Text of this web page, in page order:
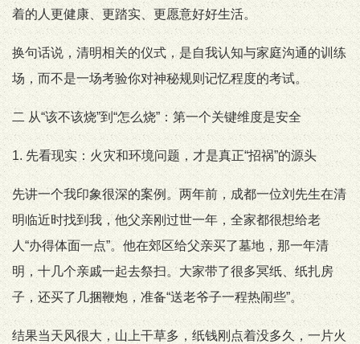
着的人更健康、更踏实、更愿意好好生活。
换句话说，清明相关的仪式，是自我认知与家庭沟通的训练
场，而不是一场考验你对神秘规则记忆程度的考试。
二 从“该不该烧”到“怎么烧”：第一个关键维度是安全
1. 先看现实：火灾和环境问题，才是真正“招祸”的源头
先讲一个我印象很深的案例。两年前，成都一位刘先生在清
明临近时找到我，他父亲刚过世一年，全家都很想给老
人“办得体面一点”。他在郊区给父亲买了墓地，那一年清
明，十几个亲戚一起去祭扫。大家带了很多冥纸、纸扎房
子，还买了几捆鞭炮，准备“送老爷子一程热闹些”。
结果当天风很大，山上干草多，纸钱刚点着没多久，一片火